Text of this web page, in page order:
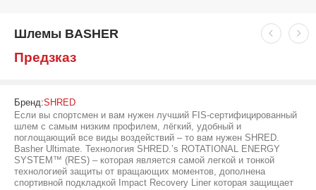
Шлемы BASHER
Предзказ
Бренд:SHRED
Если вы спортсмен и вам нужен лучший FIS-сертифицированный
шлем с самым низким профилем, лёгкий, удобный и
поглощающий все виды воздействий – то вам нужен SHRED.
Basher Ultimate. Технология SHRED.’s ROTATIONAL ENERGY
SYSTEM™ (RES) – которая является самой легкой и тонкой
технологией защиты от вращающих моментов, дополнена
спортивной подкладкой Impact Recovery Liner которая защищает